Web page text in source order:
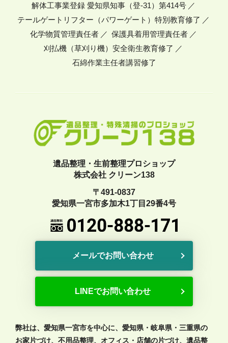
解体工事業登録 愛知県知事（登-31）第414号
テールゲートリフター（パワーゲート）特別教育修了
化学物質管理責任者
保護具着用管理責任者
刈払機（草刈り機）安全衛生教育修了
石綿作業主任者講習修了
遺品整理・生前整理プロショップ
株式会社 クリーン138
〒491-0837
愛知県一宮市多加木1丁目29番4号
メールでお問い合わせ
LINEでお問い合わせ
弊社は、愛知県一宮市を中心に、愛知県・岐阜県・三重県の
お家片づけ、不用品整理、オフィス・店舗の片づけ、遺品整